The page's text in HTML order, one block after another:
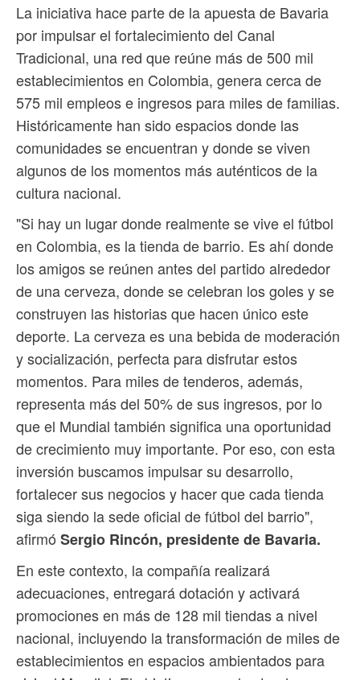
La iniciativa hace parte de la apuesta de Bavaria
por impulsar el fortalecimiento del Canal
Tradicional, una red que reúne más de 500 mil
establecimientos en Colombia, genera cerca de
575 mil empleos e ingresos para miles de familias.
Históricamente han sido espacios donde las
comunidades se encuentran y donde se viven
algunos de los momentos más auténticos de la
cultura nacional.
"Si hay un lugar donde realmente se vive el fútbol
en Colombia, es la tienda de barrio. Es ahí donde
los amigos se reúnen antes del partido alrededor
de una cerveza, donde se celebran los goles y se
construyen las historias que hacen único este
deporte. La cerveza es una bebida de moderación
y socialización, perfecta para disfrutar estos
momentos. Para miles de tenderos, además,
representa más del 50% de sus ingresos, por lo
que el Mundial también significa una oportunidad
de crecimiento muy importante. Por eso, con esta
inversión buscamos impulsar su desarrollo,
fortalecer sus negocios y hacer que cada tienda
siga siendo la sede oficial de fútbol del barrio",
afirmó Sergio Rincón, presidente de Bavaria.
En este contexto, la compañía realizará
adecuaciones, entregará dotación y activará
promociones en más de 128 mil tiendas a nivel
nacional, incluyendo la transformación de miles de
establecimientos en espacios ambientados para